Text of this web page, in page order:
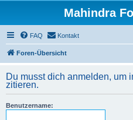
Mahindra
FAQ Kontakt
Foren-Übersicht
Du musst dich anmelden, um
zitieren.
Benutzername: